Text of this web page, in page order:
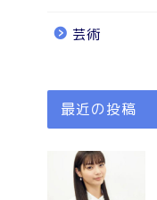
芸術
最近の投稿